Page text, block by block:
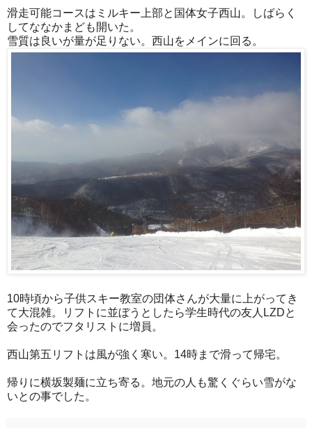
滑走可能コースはミルキー上部と国体女子西山。しばらく
してななかまども開いた。
雪質は良いが量が足りない。西山をメインに回る。
10時頃から子供スキー教室の団体さんが大量に上がってき
て大混雑。リフトに並ぼうとしたら学生時代の友人LZDと
会ったのでフタリストに増員。
西山第五リフトは風が強く寒い。14時まで滑って帰宅。
帰りに横坂製麺に立ち寄る。地元の人も驚くぐらい雪がな
いとの事でした。